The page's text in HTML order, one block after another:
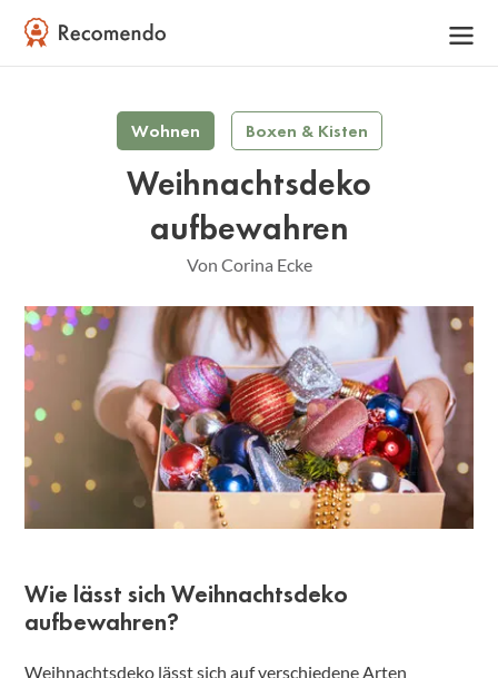
Wohnen Boxen & Kisten
Weihnachtsdeko
aufbewahren
Von Corina Ecke
Wie lässt sich Weihnachtsdeko
aufbewahren?
Weihnachtsdeko lässt sich auf verschiedene Arten